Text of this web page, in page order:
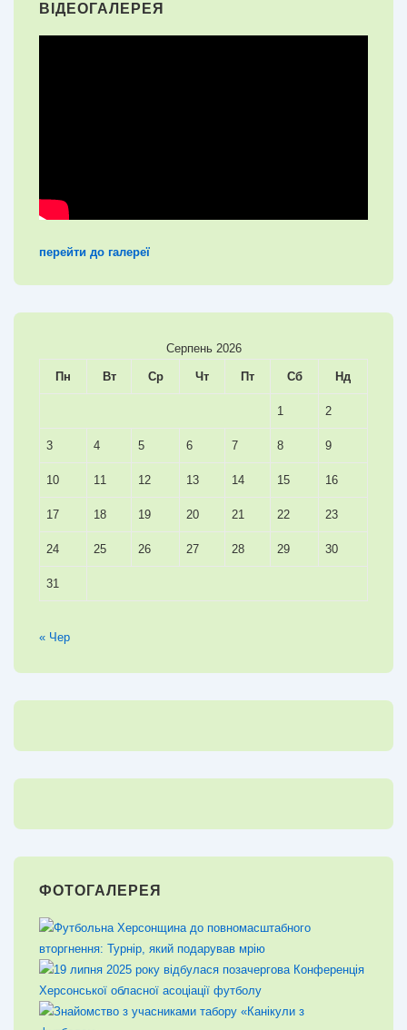
ВІДЕОГАЛЕРЕЯ
перейти до галереї
Серпень 2026
Пн Вт Ср Чт Пт Сб Нд
1 2
3 4 5 6 7 8 9
10 11 12 13 14 15 16
17 18 19 20 21 22 23
24 25 26 27 28 29 30
31
« Чер
ФОТОГАЛЕРЕЯ